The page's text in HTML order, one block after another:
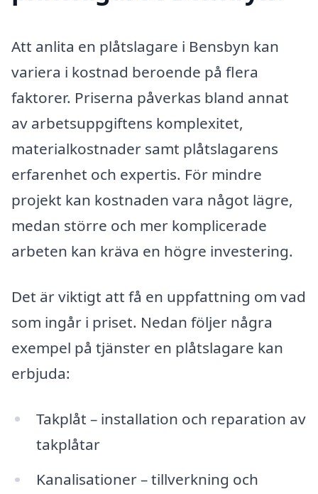
Att anlita en plåtslagare i Bensbyn kan
variera i kostnad beroende på flera
faktorer. Priserna påverkas bland annat
av arbetsuppgiftens komplexitet,
materialkostnader samt plåtslagarens
erfarenhet och expertis. För mindre
projekt kan kostnaden vara något lägre,
medan större och mer komplicerade
arbeten kan kräva en högre investering.
Det är viktigt att få en uppfattning om vad
som ingår i priset. Nedan följer några
exempel på tjänster en plåtslagare kan
erbjuda:
Takplåt – installation och reparation av
takplåtar
Kanalisationer – tillverkning och